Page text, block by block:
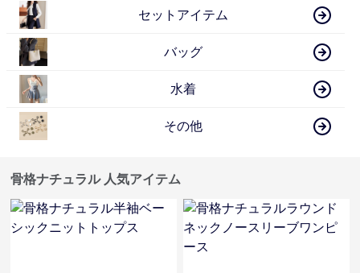
セットアイテム
バッグ
水着
その他
骨格ナチュラル 人気アイテム